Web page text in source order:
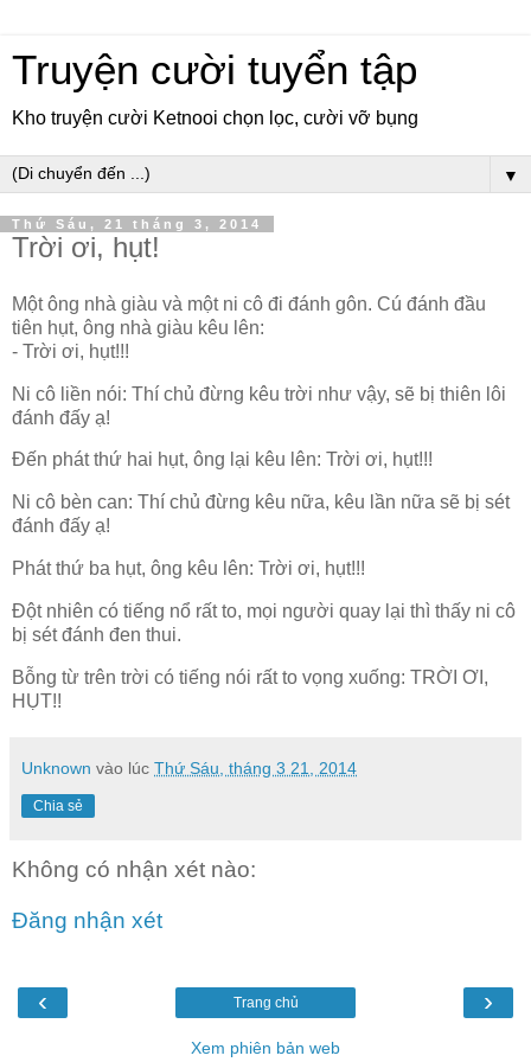
Truyện cười tuyển tập
Kho truyện cười Ketnooi chọn lọc, cười vỡ bụng
▼
Thứ Sáu, 21 tháng 3, 2014
Trời ơi, hụt!
Một ông nhà giàu và một ni cô đi đánh gôn. Cú đánh đầu
tiên hụt, ông nhà giàu kêu lên:
- Trời ơi, hụt!!!
Ni cô liền nói: Thí chủ đừng kêu trời như vậy, sẽ bị thiên lôi
đánh đấy ạ!
Đến phát thứ hai hụt, ông lại kêu lên: Trời ơi, hụt!!!
Ni cô bèn can: Thí chủ đừng kêu nữa, kêu lần nữa sẽ bị sét
đánh đấy ạ!
Phát thứ ba hụt, ông kêu lên: Trời ơi, hụt!!!
Đột nhiên có tiếng nổ rất to, mọi người quay lại thì thấy ni cô
bị sét đánh đen thui.
Bỗng từ trên trời có tiếng nói rất to vọng xuống: TRỜI ƠI,
HỤT!!
Unknown vào lúc Thứ Sáu, tháng 3 21, 2014
Chia sẻ
Không có nhận xét nào:
Đăng nhận xét
‹ ›
Trang chủ
Xem phiên bản web